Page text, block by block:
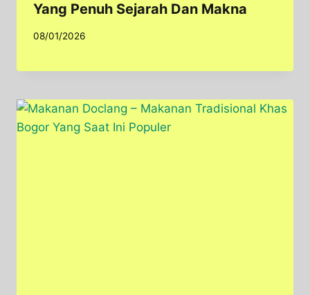
Yang Penuh Sejarah Dan Makna
08/01/2026